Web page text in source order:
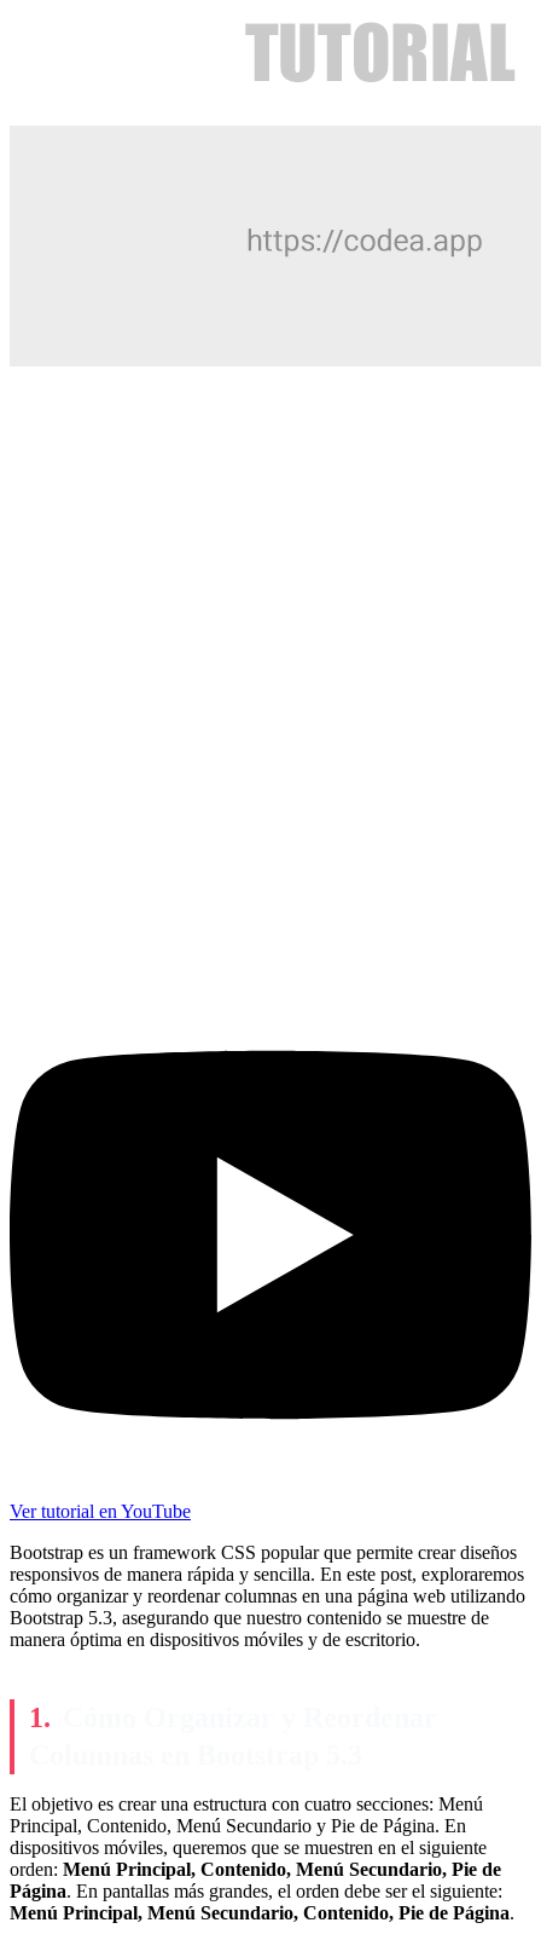
Ver tutorial en YouTube
Bootstrap es un framework CSS popular que permite crear diseños
responsivos de manera rápida y sencilla. En este post, exploraremos
cómo organizar y reordenar columnas en una página web utilizando
Bootstrap 5.3, asegurando que nuestro contenido se muestre de
manera óptima en dispositivos móviles y de escritorio.
El objetivo es crear una estructura con cuatro secciones: Menú
Principal, Contenido, Menú Secundario y Pie de Página. En
dispositivos móviles, queremos que se muestren en el siguiente
orden: Menú Principal, Contenido, Menú Secundario, Pie de
Página. En pantallas más grandes, el orden debe ser el siguiente:
Menú Principal, Menú Secundario, Contenido, Pie de Página.